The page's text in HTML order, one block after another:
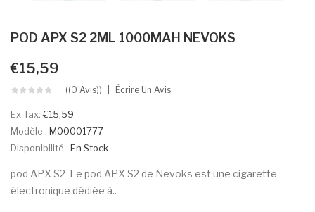
POD APX S2 2ML 1000MAH NEVOKS
€15,59
((0 Avis)) Écrire Un Avis
Ex Tax:€15,59
Modèle : M00001777
Disponibilité : En Stock
pod APX S2 Le pod APX S2 de Nevoks est une cigarette
électronique dédiée à..